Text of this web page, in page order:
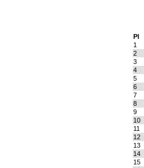
Pl
1
2
3
4
5
6
7
8
9
10
11
12
13
14
15